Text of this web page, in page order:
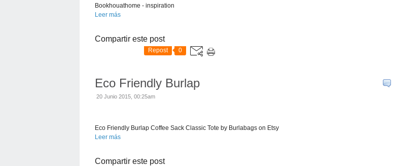
Bookhouathome - inspiration
Leer más
Compartir este post
Repost 0
Eco Friendly Burlap
20 Junio 2015, 00:25am
Eco Friendly Burlap Coffee Sack Classic Tote by Burlabags on Etsy
Leer más
Compartir este post